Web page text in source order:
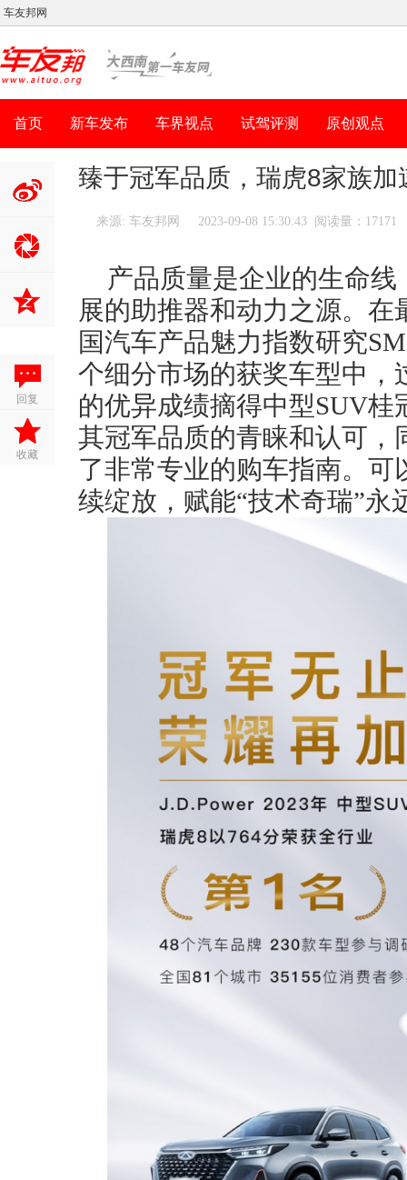
车友邦网
首页 新车发布 车界视点 试驾评测 原创观点
浪微博
回复
收藏
臻于冠军品质，瑞虎8家族
来源: 车友邦网 2023-09-08 15:30:43 阅读量：17171
产品质量是企业的生命
展的助推器和动力之源。在
国汽车产品魅力指数研究
个细分市场的获奖车型中，
的优异成绩摘得中型SUV
其冠军品质的青睐和认可
了非常专业的购车指南。
续绽放，赋能“技术奇瑞”永